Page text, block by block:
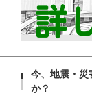
今、地震・災
か？